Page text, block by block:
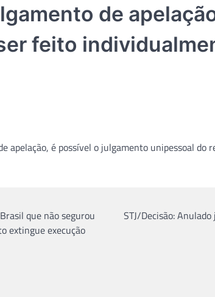
de
feito
apelação, é possível o julgamento unipessoal do
que não segurou
extingue execução
STJ/Decisão: